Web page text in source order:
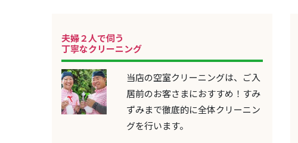
夫婦２人で伺う
丁寧なクリーニング
当店の空室クリーニングは、ご入
居前のお客さまにおすすめ！すみ
ずみまで徹底的に全体クリーニン
グを行います。